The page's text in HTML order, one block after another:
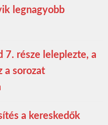
legnagyobb
7. része leleplezte, a
a sorozat
a kereskedők